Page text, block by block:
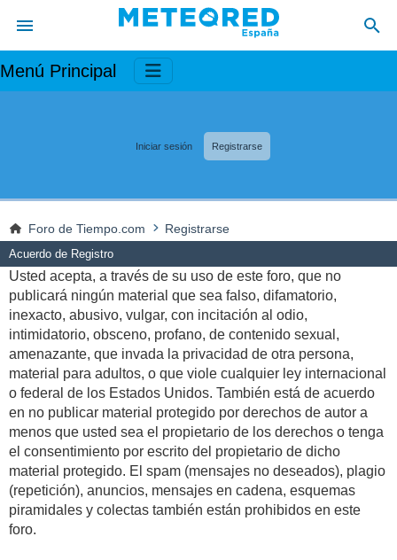
Menú Principal
Iniciar sesión Registrarse
Foro de Tiempo.com Registrarse
Acuerdo de Registro
Usted acepta, a través de su uso de este foro, que no
publicará ningún material que sea falso, difamatorio,
inexacto, abusivo, vulgar, con incitación al odio,
intimidatorio, obsceno, profano, de contenido sexual,
amenazante, que invada la privacidad de otra persona,
material para adultos, o que viole cualquier ley internacional
o federal de los Estados Unidos. También está de acuerdo
en no publicar material protegido por derechos de autor a
menos que usted sea el propietario de los derechos o tenga
el consentimiento por escrito del propietario de dicho
material protegido. El spam (mensajes no deseados), plagio
(repetición), anuncios, mensajes en cadena, esquemas
piramidales y colectas también están prohibidos en este
foro.